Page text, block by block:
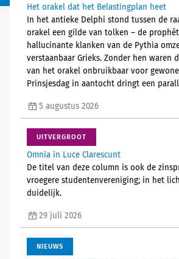
Het orakel dat het Belastingplan heet
In het antieke Delphi stond tussen de
orakel een gilde van tolken – de
hallucinante klanken van de Pythia
verstaanbaar Grieks. Zonder hen waren
van het orakel onbruikbaar voor
Prinsjesdag in aantocht dringt een
5 augustus 2026
UITVERGROOT
Omnia in Luce Clarescunt
De titel van deze column is ook de
vroegere studentenvereniging; in het
duidelijk.
29 juli 2026
NIEUWS